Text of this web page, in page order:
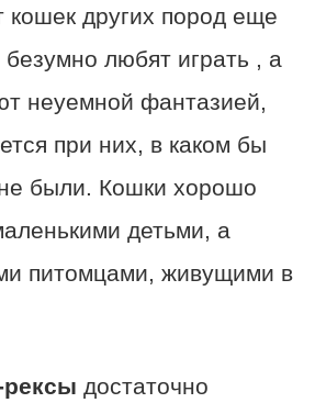
кошек других пород еще
любят играть , а
неуемной фантазией,
при них, в каком бы
были. Кошки хорошо
детьми, а
питомцами, живущими в
достаточно